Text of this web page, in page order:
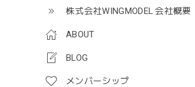
株式会社WINGMODEL 会社概要
ABOUT
BLOG
メンバーシップ